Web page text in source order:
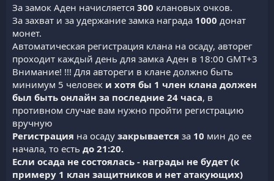
За замок Аден начисляется 300 клановых очков.
За захват и за удержание замка награда 1000 донат
монет.
Автоматическая регистрация клана на осаду, авторег
проходит каждый день для замка Аден в 18:00 GMT+3
Внимание! !!! Для автореги в клане должно быть
минимум 5 человек и хотя бы 1 член клана должен
был быть онлайн за последние 24 часа, в
противном случае вам нужно пройти регистрацию
вручную
Регистрация на осаду закрывается за 10 мин до ее
начала, то есть до 21:20.
Если осада не состоялась - награды не будет (к
примеру 1 клан защитников и нет атакующих)